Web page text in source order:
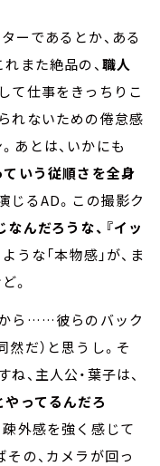
ーであるとか、ある
また絶品の、 職人
て仕事をきっちりこ
れないための倦怠感
あとは、いかにも
ていう従順さを全身
じるAD。この撮影ク
なんだろうな、『イッ
うな「本物感」が、ま
。
から……彼らのバック
だ）と思うし。そ
、主人公・葉子は、
やってるんだろ
外感を強く感じて
その、カメラが回っ